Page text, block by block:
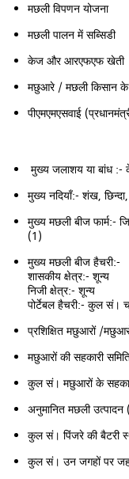
मछली विपणन योजना
मछली पालन में सब्सिडी
केज और आरएफएफ खेती
मछुआरे / मछली किसान के
पीएमएमएसवाई
मुख्य जलाशय या बांध :-
मुख्य नदियाँ:- शंख, छिन्दा,
मुख्य मछली बीज फार्म:-
(1)
मुख्य मछली बीज हैचरी:-
शासकीय क्षेत्र:- शून्य
निजी क्षेत्र:- शून्य
पोर्टेबल हैचरी:- कुल सं।
प्रशिक्षित मछुआरों /
मछुआरों की सहकारी
कुल सं। मछुआरों के
अनुमानित मछली
कुल सं। पिंजरे की बैटरी
कुल सं। उन जगहों पर